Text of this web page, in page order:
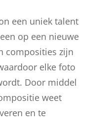
een uniek talent
op een nieuwe
composities zijn
elke foto
Door middel
weet
en te